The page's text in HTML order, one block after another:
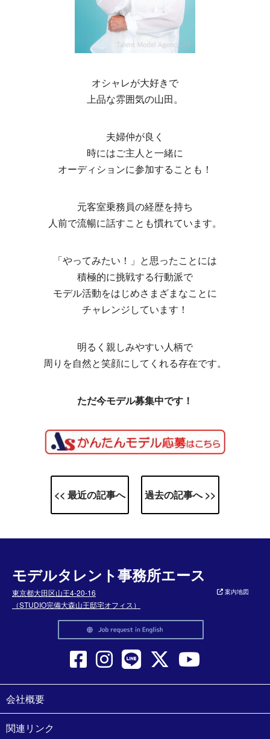
オシャレが大好きで
上品な雰囲気の山田。
夫婦仲が良く
時にはご主人と一緒に
オーディションに参加することも！
元客室乗務員の経歴を持ち
人前で流暢に話すことも慣れています。
「やってみたい！」と思ったことには
積極的に挑戦する行動派で
モデル活動をはじめさまざまなことに
チャレンジしています！
明るく親しみやすい人柄で
周りを自然と笑顔にしてくれる存在です。
ただ今モデル募集中です！
<< 最近の記事へ 過去の記事へ >>
モデルタレント事務所エース
東京都大田区山王4-20-16
（STUDIO完備大森山王邸宅オフィス）
案内地図
会社概要
関連リンク